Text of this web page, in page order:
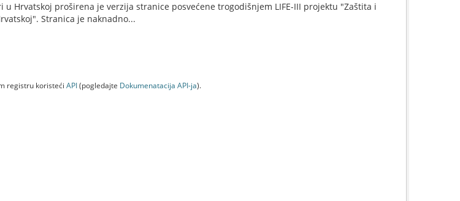
u Hrvatskoj proširena je verzija stranice posvećene trogodišnjem LIFE-III projektu "Zaštita i
Stranica je naknadno...
registru koristeći API(pogledajte Dokumenаtаcijа API-jа).